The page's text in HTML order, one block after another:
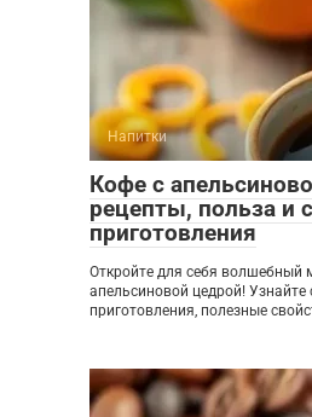
Напитки
Кофе с
рецепты, польза и
приготовления
Откройте для себя волшебный
апельсиновой цедрой! Узнайте
приготовления, полезные